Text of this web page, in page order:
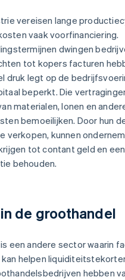
vereisen lange
vaak voorfinanciering.
dwingen
tot kopers facturen
druk legt op de
beperkt. Die
materialen, lonen en
bemoeilijken. Door hun
verkopen, kunnen
tot contant geld en
behouden.
de groothandel
een andere sector waarin
helpen
hebben